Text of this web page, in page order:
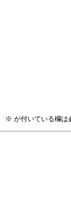
※ が付いている欄は